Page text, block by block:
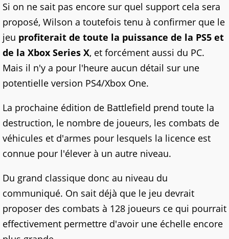
Si on ne sait pas encore sur quel support cela sera
proposé, Wilson a toutefois tenu à confirmer que le
jeu profiterait de toute la puissance de la PS5 et
de la Xbox Series X, et forcément aussi du PC.
Mais il n'y a pour l'heure aucun détail sur une
potentielle version PS4/Xbox One.
La prochaine édition de Battlefield prend toute la
destruction, le nombre de joueurs, les combats de
véhicules et d'armes pour lesquels la licence est
connue pour l'élever à un autre niveau.
Du grand classique donc au niveau du
communiqué. On sait déjà que le jeu devrait
proposer des combats à 128 joueurs ce qui pourrait
effectivement permettre d'avoir une échelle encore